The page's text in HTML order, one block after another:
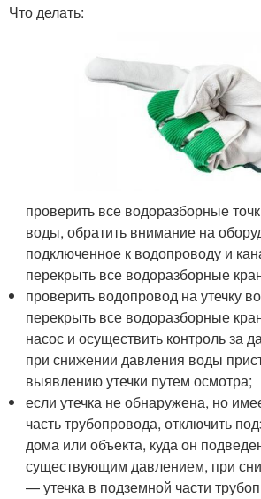
Что делать:
проверить все водоразборные
воды, обратить внимание на
подключенное к водопроводу и
перекрыть все водоразборные
проверить водопровод на утечку
перекрыть все водоразборные
насос и осуществить контроль за
при снижении давления воды
выявлению утечки путем осмотра;
если утечка не обнаружена, но
часть трубопровода, отключить
дома или объекта, куда он
существующим давлением, при
— утечка в подземной части